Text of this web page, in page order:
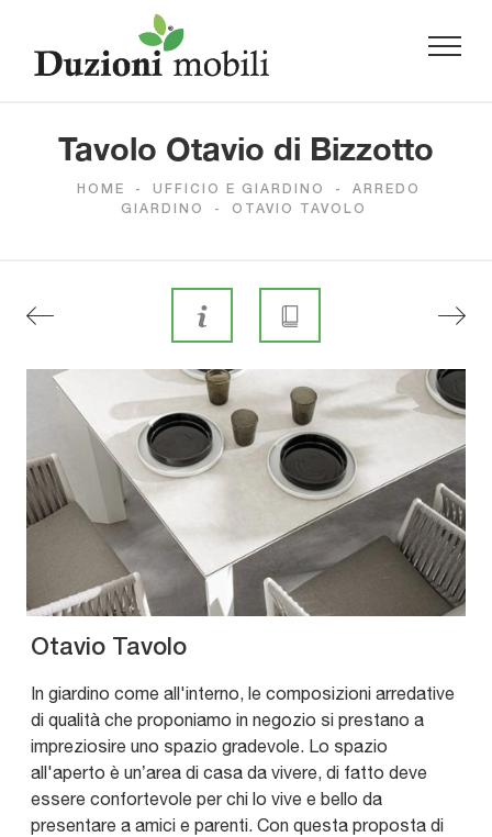
Tavolo Otavio di Bizzotto
HOME - UFFICIO E GIARDINO -
ARREDO
GIARDINO
- OTAVIO TAVOLO
Otavio Tavolo
In giardino come all'interno, le composizioni arredative
di qualità che proponiamo in negozio si prestano a
impreziosire uno spazio gradevole. Lo spazio
all'aperto è un’area di casa da vivere, di fatto deve
essere confortevole per chi lo vive e bello da
presentare a amici e parenti. Con questa proposta di